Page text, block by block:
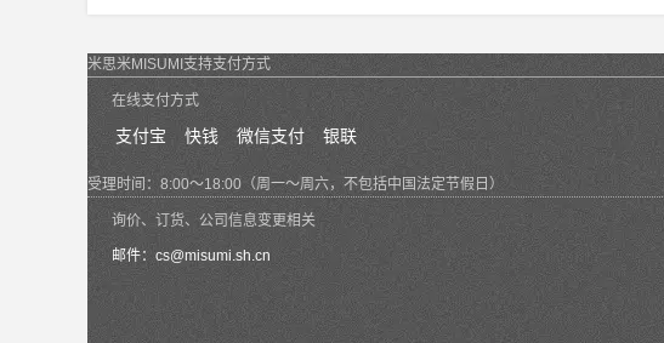
米思米MISUMI支持支付方式
在线支付方式
支付宝 快钱 微信支付 银联
受理时间：8:00～18:00（周一～周六，不包括中国法定节假日）
询价、订货、公司信息变更相关
邮件： cs@misumi.sh.cn